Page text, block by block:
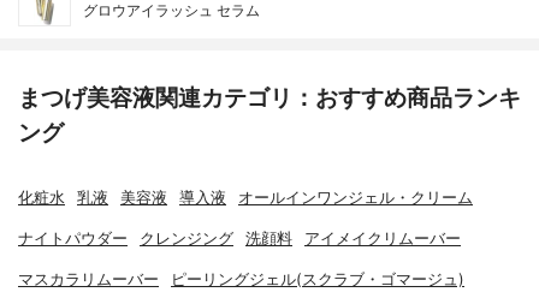
グロウアイラッシュ セラム
まつげ美容液関連カテゴリ：おすすめ商品ランキ
ング
化粧水 乳液 美容液 導入液 オールインワンジェル・クリーム
ナイトパウダー クレンジング 洗顔料 アイメイクリムーバー
マスカラリムーバー ピーリングジェル(スクラブ・ゴマージュ)